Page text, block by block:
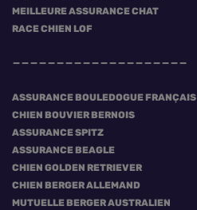
MEILLEURE ASSURANCE CHAT
RACE CHIEN LOF
ASSURANCE BOULEDOGUE FRANÇAIS
CHIEN BOUVIER BERNOIS
ASSURANCE SPITZ
ASSURANCE BEAGLE
CHIEN GOLDEN RETRIEVER
CHIEN BERGER ALLEMAND
MUTUELLE BERGER AUSTRALIEN